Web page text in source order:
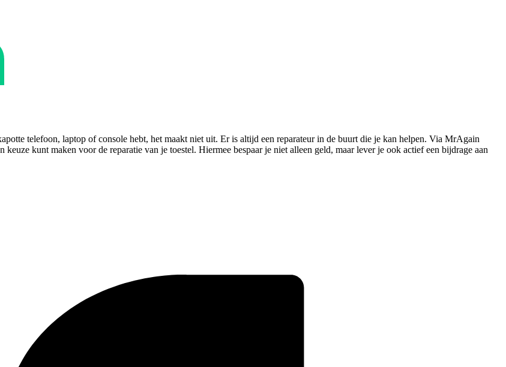
telefoon, laptop of console hebt, het maakt niet uit. Er is altijd een reparateur in de buurt die je kan helpen. Via MrAgain
kunt maken voor de reparatie van je toestel. Hiermee bespaar je niet alleen geld, maar lever je ook actief een bijdrage aan